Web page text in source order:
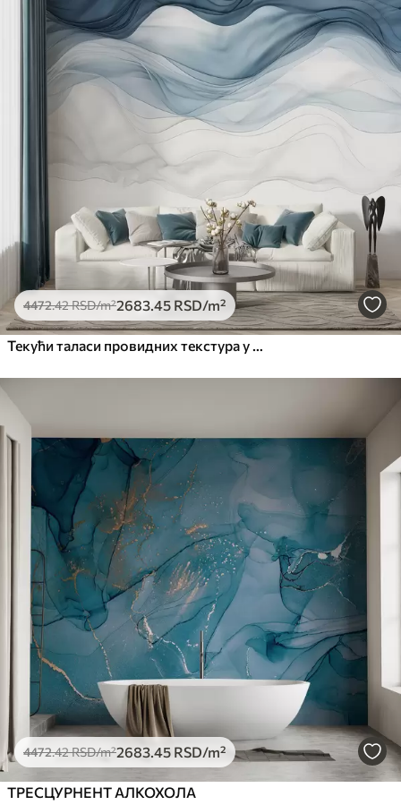
4472.42RSD/m²2683 .45 RSD/m²
4472.42RSD/m²2683 .45 RSD/m²
ТРЕСЦУРНЕНТ АЛКОХОЛА